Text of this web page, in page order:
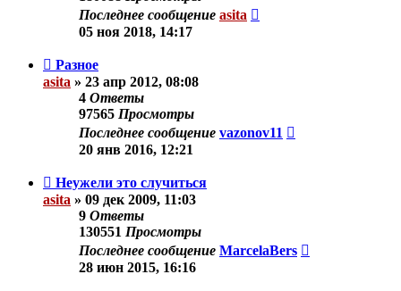
Последнее сообщение asita
05 ноя 2018, 14:17
Разное
asita » 23 апр 2012, 08:08
4 Ответы
97565 Просмотры
Последнее сообщение vazonov11
20 янв 2016, 12:21
Неужели это случиться
asita » 09 дек 2009, 11:03
9 Ответы
130551 Просмотры
Последнее сообщение MarcelaBers
28 июн 2015, 16:16